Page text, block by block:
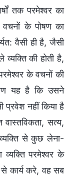
तक परमेश्वर का
के पोषण का
वैसी ही है, जैसी
की होती है,
के वचनों की
यह है कि उसने
प्रवेश नहीं किया है
सत्य,
से कुछ लेना-
व्यक्ति परमेश्वर के
कार्य करे, वह सब